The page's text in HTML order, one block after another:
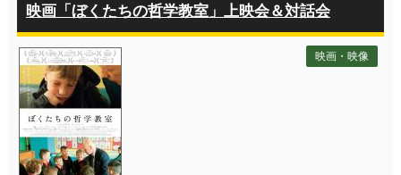
映画「ぼくたちの哲学教室」上映会＆対話会
映画・映像